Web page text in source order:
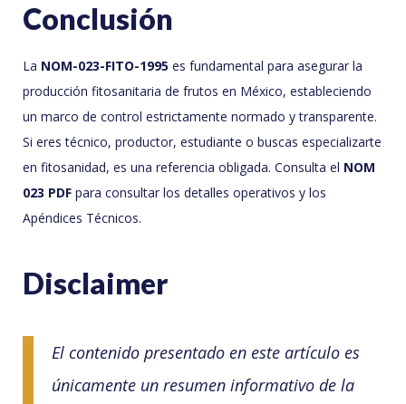
Conclusión
La NOM-023-FITO-1995 es fundamental para asegurar la
producción fitosanitaria de frutos en México, estableciendo
un marco de control estrictamente normado y transparente.
Si eres técnico, productor, estudiante o buscas especializarte
en fitosanidad, es una referencia obligada. Consulta el NOM
023 PDF para consultar los detalles operativos y los
Apéndices Técnicos.
Disclaimer
El contenido presentado en este artículo es
únicamente un resumen informativo de la